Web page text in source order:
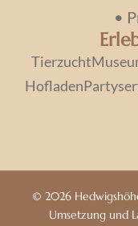
•
Tierzucht
Hofladen
© 2026
Umsetzung und